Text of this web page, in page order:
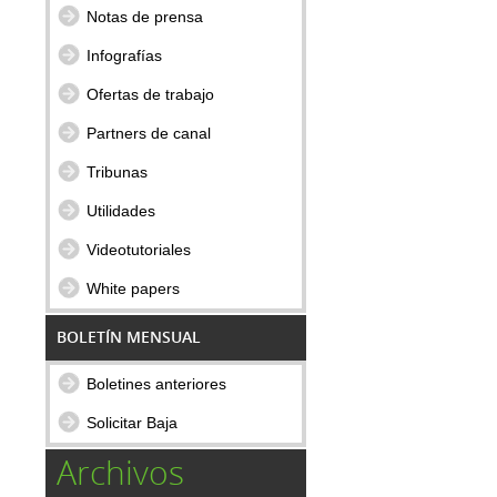
Notas de prensa
Infografías
Ofertas de trabajo
Partners de canal
Tribunas
Utilidades
Videotutoriales
White papers
BOLETÍN MENSUAL
Boletines anteriores
Solicitar Baja
Archivos